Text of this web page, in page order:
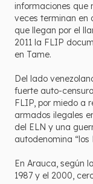
informaciones que
veces terminan en
que llegan por el
2011 la FLIP
en Tame.
Del lado
fuerte auto-
FLIP, por miedo a
armados ilegales
del ELN y una
autodenomina “los
En Arauca, según
1987 y el 2000,